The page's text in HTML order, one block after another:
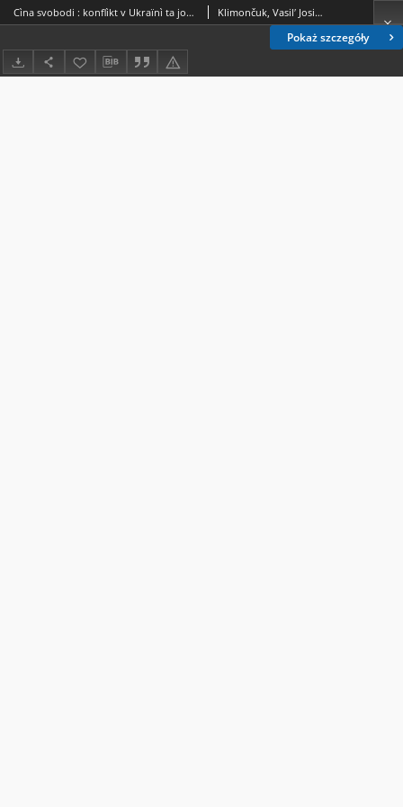
Pokaż szczegóły
Cìna svobodi : konflìkt v Ukraïnì ta jogo geopolìtičnì naslìdki Klimončuk, Vasilʹ Josifovič (1964- ).